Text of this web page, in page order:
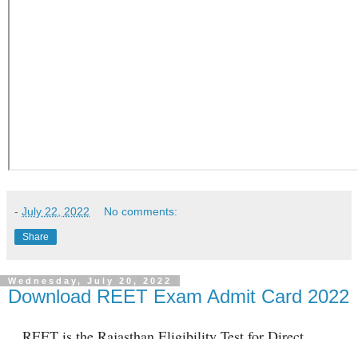
- July 22, 2022 No comments:
Share
Wednesday, July 20, 2022
Download REET Exam Admit Card 2022